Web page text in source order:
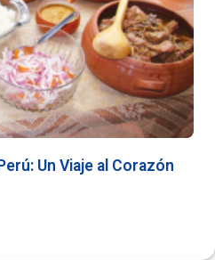
Un Viaje al Corazón